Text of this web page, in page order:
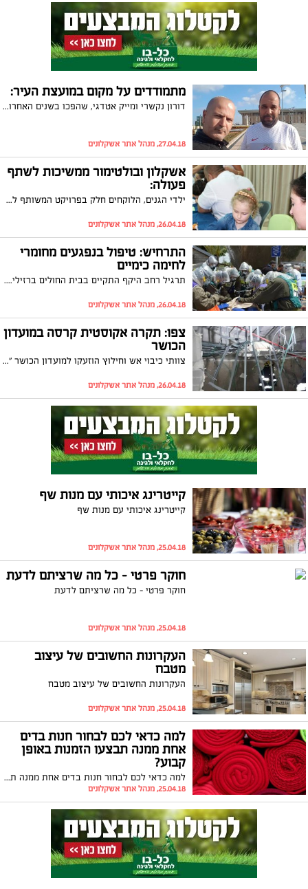
מתמודדים על מקום במועצת העיר:
דורון נקשרי ומייק אטדגי, שהפכו בשנים האחרונות לפעילים פוליטית, הודיעו השבוע כי הם מקימים רשימה חדשה שתתמודד בבחירות הקרובות על מושב במועצת העיר אשקלון
27.04.18, מנהל אתר אשקלונים
אשקלון ובולטימור ממשיכות לשתף
פעולה:
ילדי הגנים, הלוקחים חלק בפרויקט המשותף לשתי הערים, ציינו את יום הולדתה של המדינה והכינו ברכות אישיות באלבום מיוחד שנשלח ישירות לנשיא המדינה
26.04.18, מנהל אתר אשקלונים
התרחיש: טיפול בנפגעים מחומרי
לחימה כימיים
תרגיל רחב היקף התקיים בבית החולים ברזילי. במסגרת התרגיל דימו צוותי בית החולים טיפול בנפגעי חומרי לחימה כימיים
26.04.18, מנהל אתר אשקלונים
צפו: תקרה אקוסטית קרסה במועדון
הכושר
צוותי כיבוי אש וחילוץ הוזעקו למועדון הכושר "סיקס-פק" הבוקר (חמישי), לאחר שתקרה אקוסטית קרסה במקום. פצוע אחד פונה מהמקום
26.04.18, מנהל אתר אשקלונים
קייטרינג איכותי עם מנות שף
קייטרינג איכותי עם מנות שף
25.04.18, מנהל אתר אשקלונים
חוקר פרטי - כל מה שרציתם לדעת
חוקר פרטי - כל מה שרציתם לדעת
25.04.18, מנהל אתר אשקלונים
העקרונות החשובים של עיצוב
מטבח
העקרונות החשובים של עיצוב מטבח
25.04.18, מנהל אתר אשקלונים
למה כדאי לכם לבחור חנות בדים
אחת ממנה תבצעו הזמנות באופן
קבוע?
למה כדאי לכם לבחור חנות בדים אחת ממנה תבצעו הזמנות באופן קבוע?
25.04.18, מנהל אתר אשקלונים